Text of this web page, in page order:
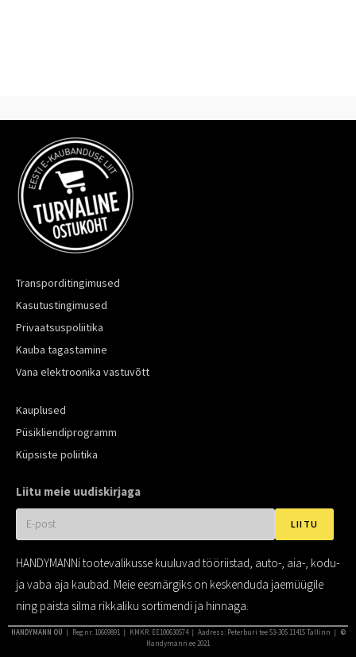
Transporditingimused
Kasutustingimused
Privaatsuspoliitika
Kauba tagastamine
Vana elektroonika vastuvõtt
Kauplused
Püsikliendiprogramm
Küpsiste poliitika
Liitu meie uudiskirjaga
LIITU
HANDYMANNi tootevalikusse kuuluvad tööriistad, auto-, aia-, kodu-
ja vaba aja kaubad. Meie eesmärgiks on keskenduda jaemüügile
ning paista silma rikkaliku sortimendi ja hinnaga.
HANDYMANN OÜ ❘ Reg.nr. 10669891 ❘ KMKR: EE100630574 ❘ Aadress: Peterburi tee 53-305 11415 Tallinn ❘
©
Handymann.ee 2021